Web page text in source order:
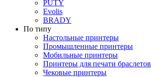
PUTY
Evolis
BRADY
По типу
Настольные принтеры
Промышленные принтеры
Мобильные принтеры
Принтеры для печати браслетов
Чековые принтеры